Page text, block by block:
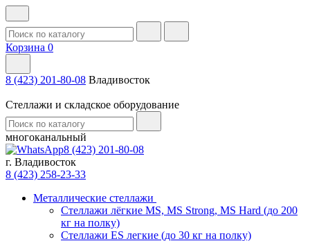
Корзина 0
8 (423) 201-80-08 Владивосток
Стеллажи и складское оборудование
многоканальный
8 (423) 201-80-08
г. Владивосток
8 (423) 258-23-33
Металлические стеллажи
Стеллажи лёгкие MS, MS Strong, MS Hard (до 200
кг на полку)
Стеллажи ES легкие (до 30 кг на полку)